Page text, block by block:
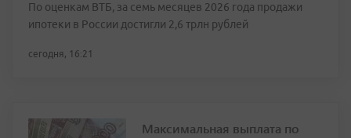
По оценкам ВТБ, за семь месяцев 2026 года продажи
ипотеки в России достигли 2,6 трлн рублей
сегодня, 16:21
Максимальная выплата по